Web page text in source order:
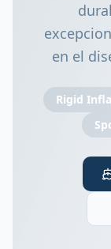
en el
Rigid